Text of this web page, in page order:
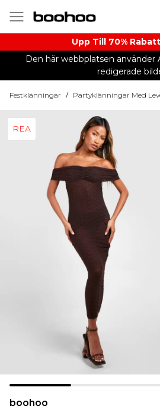
Upp Till 70%
Den här webbplatsen använder
redigerade
Festklänningar / Partyklänningar Med
REA
boohoo